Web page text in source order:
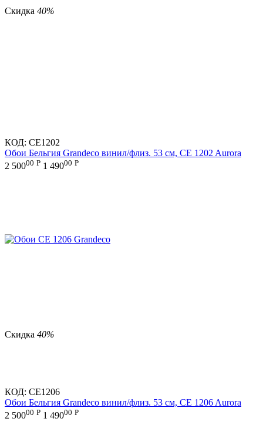
Скидка 40%
КОД: CE1202
Обои Бельгия Grandeco винил/флиз. 53 см, CE 1202 Aurora
2 50000 Р 1 49000 Р
Скидка 40%
КОД: CE1206
Обои Бельгия Grandeco винил/флиз. 53 см, CE 1206 Aurora
2 50000 Р 1 49000 Р